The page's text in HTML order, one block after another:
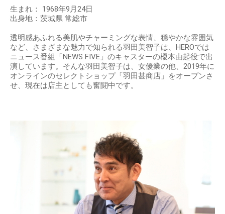
生まれ： 1968年9月24日
出身地：茨城県 常総市
透明感あふれる美肌やチャーミングな表情、穏やかな雰囲気
など、さまざまな魅力で知られる羽田美智子は、HEROでは
ニュース番組「NEWS FIVE」のキャスターの榎本由起役で出
演しています。そんな羽田美智子は、女優業の他、2019年に
オンラインのセレクトショップ「羽田甚商店」をオープンさ
せ、現在は店主としても奮闘中です。